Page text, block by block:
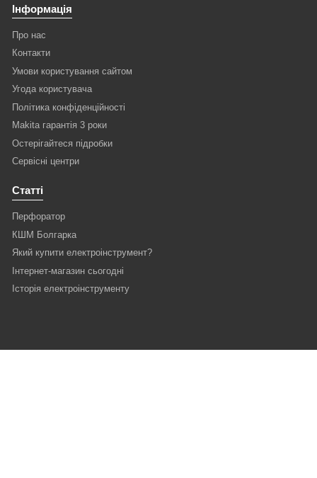
Інформація
Про нас
Контакти
Умови користування сайтом
Угода користувача
Політика конфіденційності
Makita гарантія 3 роки
Остерігайтеся підробки
Сервісні центри
Статті
Перфоратор
КШМ Болгарка
Який купити електроінструмент?
Інтернет-магазин сьогодні
Історія електроінструменту